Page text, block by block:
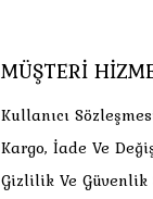
MÜŞTERI
Kullanıcı
Kargo, İade Ve
Gizlilik Ve Güvenlik